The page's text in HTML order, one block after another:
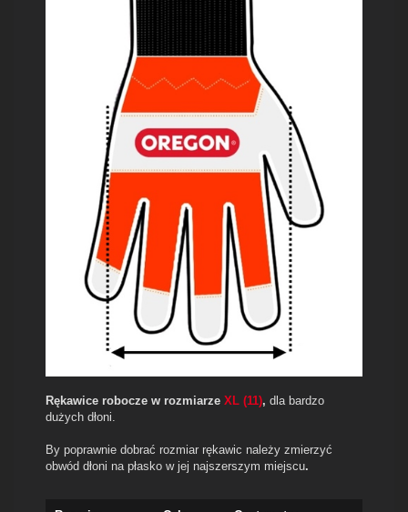
Rękawice robocze w rozmiarze XL (11), dla bardzo
dużych dłoni.
By poprawnie dobrać rozmiar rękawic należy zmierzyć
obwód dłoni na płasko w jej najszerszym miejscu.